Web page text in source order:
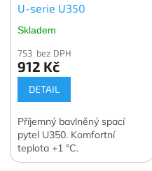
U-serie U350
Skladem
753 bez DPH
912 Kč
DETAIL
Příjemný bavlněný spací
pytel U350. Komfortní
teplota +1 °C.